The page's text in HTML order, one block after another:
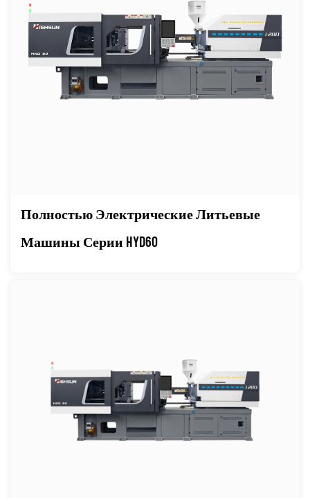
Полностью Электрические Литьевые
Машины Серии HYD60